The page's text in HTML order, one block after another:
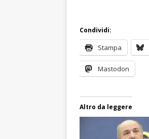
Condividi:
Stampa
Mastodon
Altro da leggere